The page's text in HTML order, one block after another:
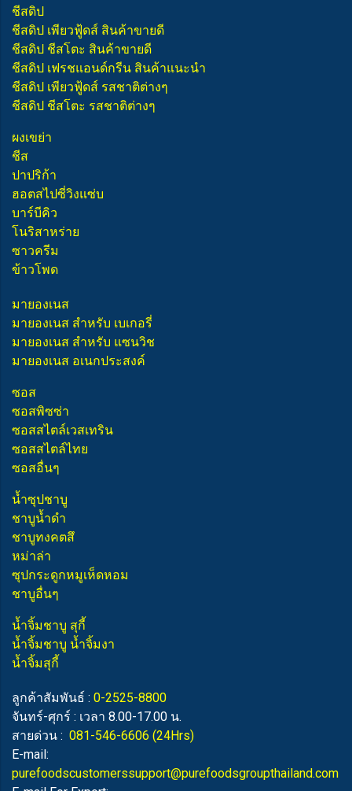
ชีสดิป
ชีสดิป เพียวฟู้ดส์ สินค้าขายดี
ชีสดิป ชีสโตะ สินค้าขายดี
ชีสดิป เฟรชแอนด์กรีน สินค้าแนะนำ
ชีสดิป เพียวฟู้ดส์ รสชาติต่างๆ
ชีสดิป ชีสโตะ รสชาติต่างๆ
ผงเขย่า
ชีส
ปาปริก้า
ฮอตสไปซี่วิงแซ่บ
บาร์บีคิว
โนริสาหร่าย
ซาวครีม
ข้าวโพด
มายองเนส
มายองเนส สำหรับ เบเกอรี่
มายองเนส สำหรับ แซนวิช
มายองเนส อเนกประสงค์
ซอส
ซอสพิซซ่า
ซอสสไตล์เวสเทริน
ซอสสไตล์ไทย
ซอสอื่นๆ
น้ำซุปชาบู
ชาบูน้ำดำ
ชาบูทงคตสึ
หม่าล่า
ซุปกระดูกหมูเห็ดหอม
ชาบูอื่นๆ
น้ำจิ้มชาบู สุกี้
น้ำจิ้มชาบู น้ำจิ้มงา
น้ำจิ้มสุกี้
ลูกค้าสัมพันธ์ : 0-2525-8800
จันทร์-ศุกร์ : เวลา 8.00-17.00 น.
สายด่วน : 081-546-6606 (24Hrs)
E-mail:
purefoodscustomerssupport@purefoodsgroupthailand.com